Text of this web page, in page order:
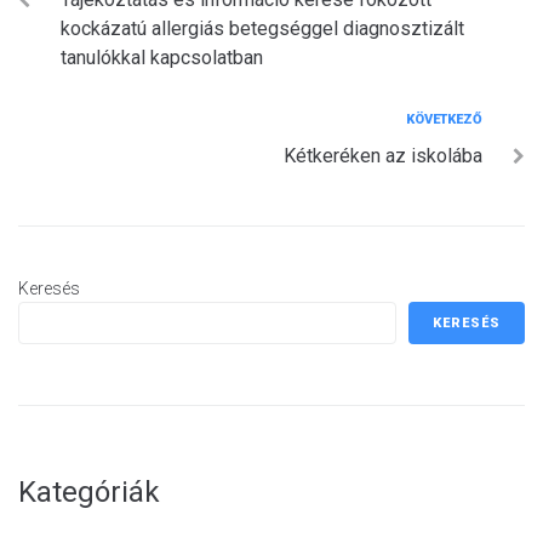
navigáció
kockázatú allergiás betegséggel diagnosztizált
tanulókkal kapcsolatban
KÖVETKEZŐ
Kétkeréken az iskolába
Keresés
KERESÉS
Kategóriák